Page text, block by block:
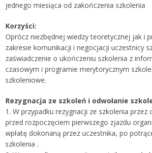
jednego miesiąca od zakończenia szkolenia
Korzyści:
Oprócz niezbędnej wiedzy teoretycznej jak i
zakresie komunikacji i negocjacji uczestnicy
zaświadczenie o ukończeniu szkolenia z
czasowym i programie merytorycznym
szkoleniowe.
Rezygnacja ze szkoleń i odwołanie
1. W przypadku rezygnacji ze szkolenia przez
przed rozpoczęciem pierwszego zjazdu
wpłatę dokonaną przez uczestnika, po
szkolenia .